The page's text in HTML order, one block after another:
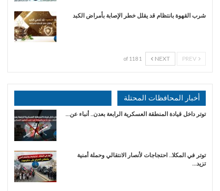
شرب القهوة بانتظام قد يقلل خطر الإصابة بأمراض الكبد
NEXT
1 of 118
أخبار المحافظات المحتلة
توتر داخل قيادة المنطقة العسكرية الرابعة بعدن.. أنباء عن…
توتر في المكلا.. احتجاجات لأنصار الانتقالي وحملة أمنية
تزيد…